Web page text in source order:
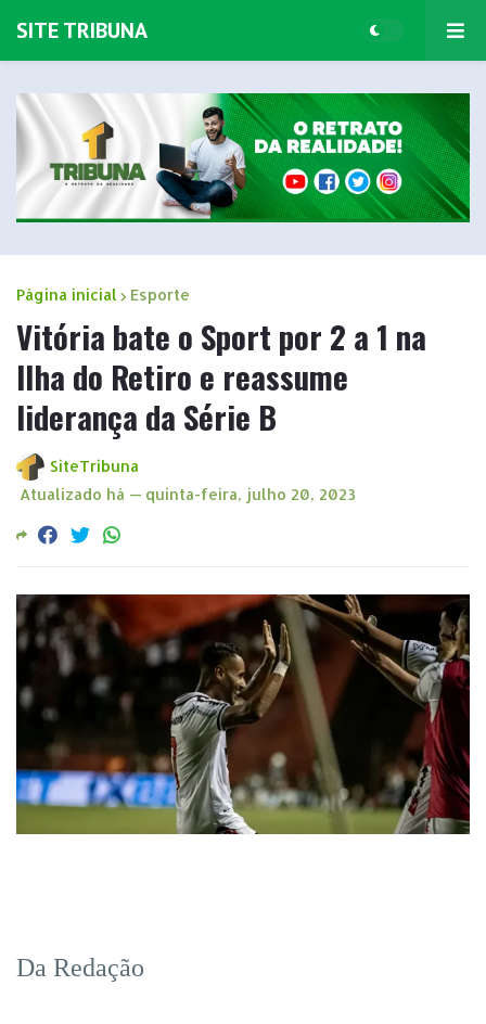
SITE TRIBUNA
Página inicial Esporte
Vitória bate o Sport por 2 a 1 na
Ilha do Retiro e reassume
liderança da Série B
SiteTribuna
Atualizado há — quinta-feira, julho 20, 2023
Da Redação